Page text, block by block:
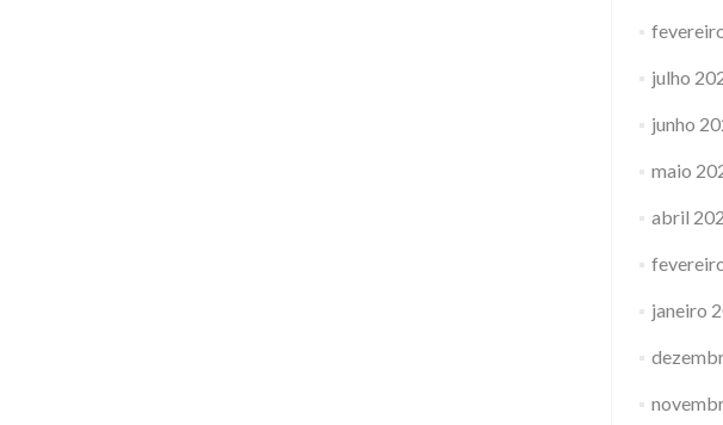
julho
junho
maio
abril
janeiro